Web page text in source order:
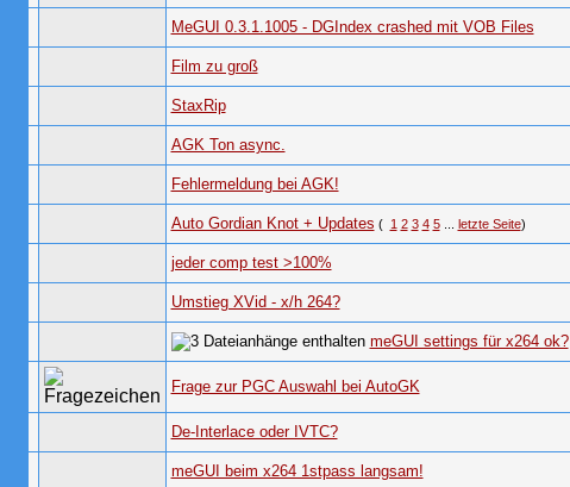
MeGUI 0.3.1.1005 - DGIndex crashed mit VOB Files
Film zu groß
StaxRip
AGK Ton async.
Fehlermeldung bei AGK!
Auto Gordian Knot + Updates ( 1 2 3 4 5... letzte Seite)
jeder comp test >100%
Umstieg XVid - x/h 264?
meGUI settings für x264 ok?
Frage zur PGC Auswahl bei AutoGK
De-Interlace oder IVTC?
meGUI beim x264 1stpass langsam!